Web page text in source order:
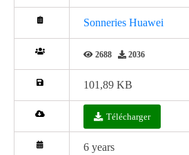
Sonneries Huawei
2688 2036
101,89 KB
Télécharger
6 years